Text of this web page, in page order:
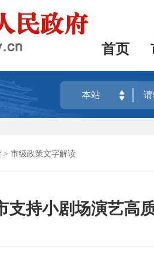
首页
本站
> 市级政策文字解读
支持小剧场演艺高